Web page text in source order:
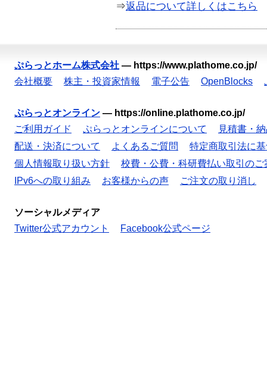
⇒返品について詳しくはこちら
ぷらっとホーム株式会社 — https://www.plathome.co.jp/
会社概要
株主・投資家情報 電子公告 OpenBlocks
ぷらっとオンライン — https://online.plathome.co.jp/
ご利用ガイド
ぷらっとオンラインについて
見積書・
配送・決済について
よくあるご質問
特定商取引法に
個人情報取り扱い方針
校費・公費・科研費払い取引のご
IPv6への取り組み
お客様からの声 ご注文の取り消し
ソーシャルメディア
Twitter公式アカウント
Facebook公式ページ